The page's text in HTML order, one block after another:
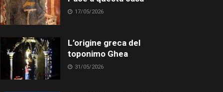
17/05/2026
L’origine greca del
toponimo Ghea
31/05/2026